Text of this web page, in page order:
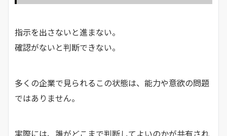
指示を出さないと進まない。
確認がないと判断できない。
多くの企業で見られるこの状態は、能力や意欲の問題
ではありません。